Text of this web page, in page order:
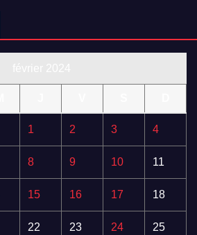
1 2 3 4
8 9 10 11
15 16 17 18
22 23 24 25